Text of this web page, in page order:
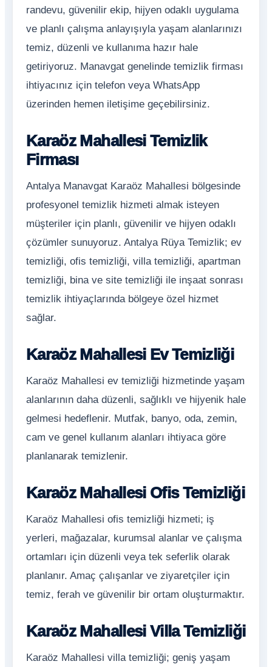
randevu, güvenilir ekip, hijyen odaklı uygulama
ve planlı çalışma anlayışıyla yaşam alanlarınızı
temiz, düzenli ve kullanıma hazır hale
getiriyoruz. Manavgat genelinde temizlik firması
ihtiyacınız için telefon veya WhatsApp
üzerinden hemen iletişime geçebilirsiniz.
Karaöz Mahallesi Temizlik
Firması
Antalya Manavgat Karaöz Mahallesi bölgesinde
profesyonel temizlik hizmeti almak isteyen
müşteriler için planlı, güvenilir ve hijyen odaklı
çözümler sunuyoruz. Antalya Rüya Temizlik; ev
temizliği, ofis temizliği, villa temizliği, apartman
temizliği, bina ve site temizliği ile inşaat sonrası
temizlik ihtiyaçlarında bölgeye özel hizmet
sağlar.
Karaöz Mahallesi Ev Temizliği
Karaöz Mahallesi ev temizliği hizmetinde yaşam
alanlarının daha düzenli, sağlıklı ve hijyenik hale
gelmesi hedeflenir. Mutfak, banyo, oda, zemin,
cam ve genel kullanım alanları ihtiyaca göre
planlanarak temizlenir.
Karaöz Mahallesi Ofis Temizliği
Karaöz Mahallesi ofis temizliği hizmeti; iş
yerleri, mağazalar, kurumsal alanlar ve çalışma
ortamları için düzenli veya tek seferlik olarak
planlanır. Amaç çalışanlar ve ziyaretçiler için
temiz, ferah ve güvenilir bir ortam oluşturmaktır.
Karaöz Mahallesi Villa Temizliği
Karaöz Mahallesi villa temizliği; geniş yaşam